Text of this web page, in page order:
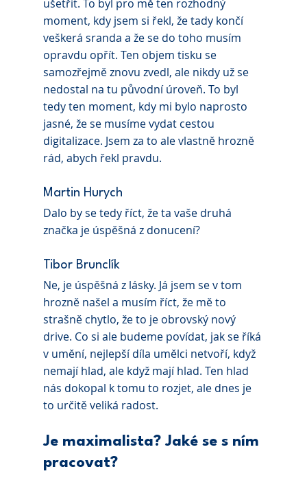
ušetřit. To byl pro mě ten rozhodný
moment, kdy jsem si řekl, že tady končí
veškerá sranda a že se do toho musím
opravdu opřít. Ten objem tisku se
samozřejmě znovu zvedl, ale nikdy už se
nedostal na tu původní úroveň. To byl
tedy ten moment, kdy mi bylo naprosto
jasné, že se musíme vydat cestou
digitalizace. Jsem za to ale vlastně hrozně
rád, abych řekl pravdu.
Martin Hurych
Dalo by se tedy říct, že ta vaše druhá
značka je úspěšná z donucení?
Tibor Brunclík
Ne, je úspěšná z lásky. Já jsem se v tom
hrozně našel a musím říct, že mě to
strašně chytlo, že to je obrovský nový
drive. Co si ale budeme povídat, jak se říká
v umění, nejlepší díla umělci netvoří, když
nemají hlad, ale když mají hlad. Ten hlad
nás dokopal k tomu to rozjet, ale dnes je
to určitě veliká radost.
Je maximalista? Jaké se s ním
pracovat?